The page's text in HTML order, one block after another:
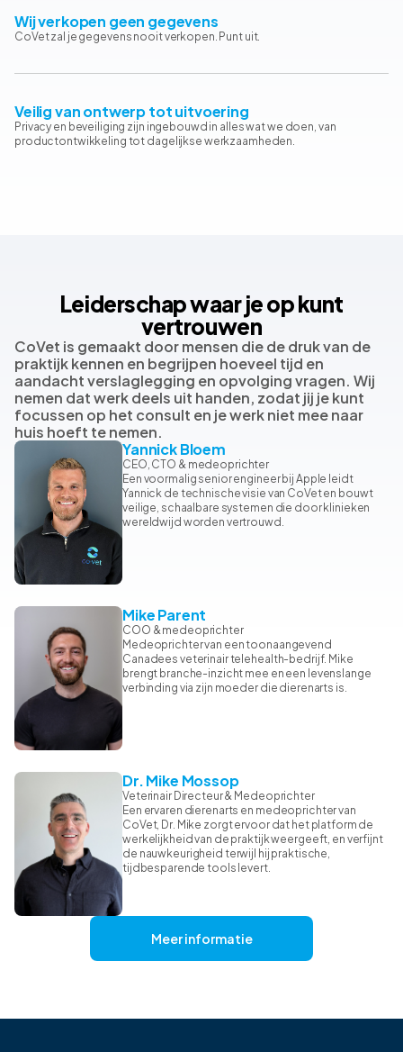
Wij verkopen geen gegevens
CoVet zal je gegevens nooit verkopen. Punt uit.
Veilig van ontwerp tot uitvoering
Privacy en beveiliging zijn ingebouwd in alles wat we doen, van
productontwikkeling tot dagelijkse werkzaamheden.
Leiderschap waar je op kunt
vertrouwen
CoVet is gemaakt door mensen die de druk van de
praktijk kennen en begrijpen hoeveel tijd en
aandacht verslaglegging en opvolging vragen. Wij
nemen dat werk deels uit handen, zodat jij je kunt
focussen op het consult en je werk niet mee naar
huis hoeft te nemen.
Yannick Bloem
CEO, CTO & medeoprichter
Een voormalig senior engineer bij Apple leidt
Yannick de technische visie van CoVet en bouwt
veilige, schaalbare systemen die door klinieken
wereldwijd worden vertrouwd.
Mike Parent
COO & medeoprichter
Medeoprichter van een toonaangevend
Canadees veterinair telehealth-bedrijf. Mike
brengt branche-inzicht mee en een levenslange
verbinding via zijn moeder die dierenarts is.
Dr. Mike Mossop
Veterinair Directeur & Medeoprichter
Een ervaren dierenarts en medeoprichter van
CoVet, Dr. Mike zorgt ervoor dat het platform de
werkelijkheid van de praktijk weergeeft, en verfijnt
de nauwkeurigheid terwijl hij praktische,
tijdbesparende tools levert.
Meer informatie